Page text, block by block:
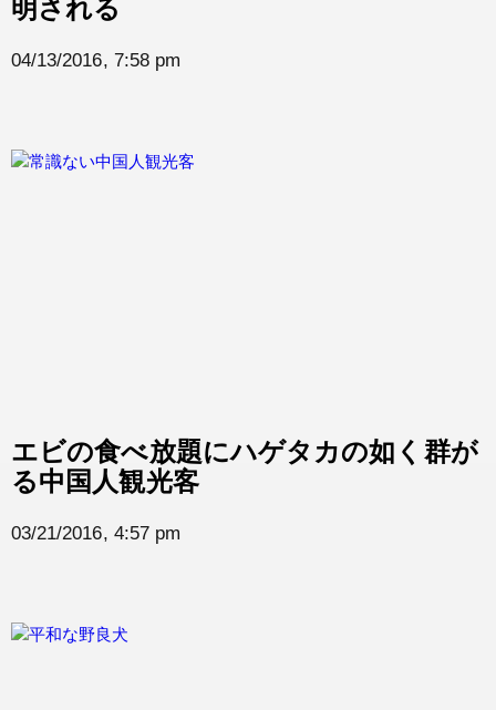
明される
04/13/2016, 7:58 pm
エビの食べ放題にハゲタカの如く群が
る中国人観光客
03/21/2016, 4:57 pm